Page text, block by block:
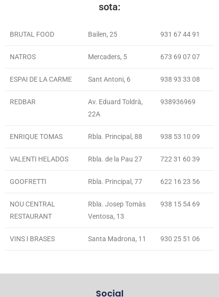
sota:
BRUTAL FOOD Bailen, 25 931 67 44 91
NATROS Mercaders, 5 673 69 07 07
ESPAI DE LA CARME Sant Antoni, 6 938 93 33 08
REDBAR
Av. Eduard Toldrà,
22A
938936969
ENRIQUE TOMAS Rbla. Principal, 88 938 53 10 09
VALENTI HELADOS Rbla. de la Pau 27 722 31 60 39
GOOFRETTI Rbla. Principal, 77 622 16 23 56
NOU CENTRAL
RESTAURANT
Rbla. Josep Tomàs
Ventosa, 13
938 15 54 69
VINS I BRASES Santa Madrona, 11 930 25 51 06
Social